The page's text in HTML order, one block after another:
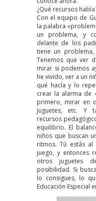
¿Qué recursos
Con el equipo de
la palabra
un problema, y
delante de los
tiene un
Tenemos que ver
mirar si podemos
he vivido, ver a un
qué hacía y lo
crear la alarma de
primero, mirar en
juguetes, etc. Y
recursos
equilibrio. El
niños que buscan
ritmos. Tú estás
juego, y entonces
otros juguetes
posibilidad. Si
lo consigues, lo
Educación Especial